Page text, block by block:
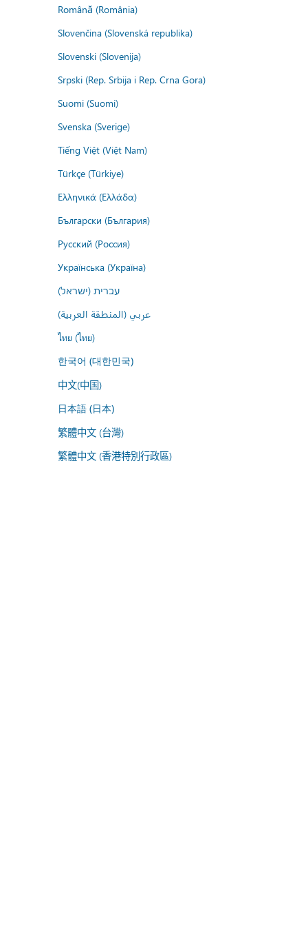
Română (România)
Slovenčina (Slovenská republika)
Slovenski (Slovenija)
Srpski (Rep. Srbija i Rep. Crna Gora)
Suomi (Suomi)
Svenska (Sverige)
Tiếng Việt (Việt Nam)
Türkçe (Türkiye)
Ελληνικά (Ελλάδα)
Български (България)
Русский (Россия)
Українська (Україна)
עברית (ישראל)
عربي (المنطقة العربية)
ไทย (ไทย)
한국어 (대한민국)
中文(中国)
日本語 (日本)
繁體中文 (台灣)
繁體中文 (香港特別行政區)